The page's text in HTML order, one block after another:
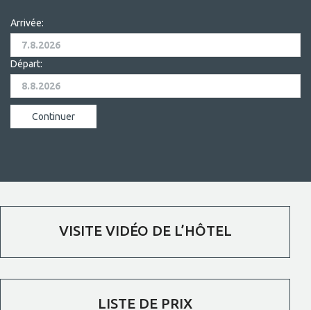
Arrivée:
Départ:
VISITE VIDÉO DE L’HÔTEL
LISTE DE PRIX